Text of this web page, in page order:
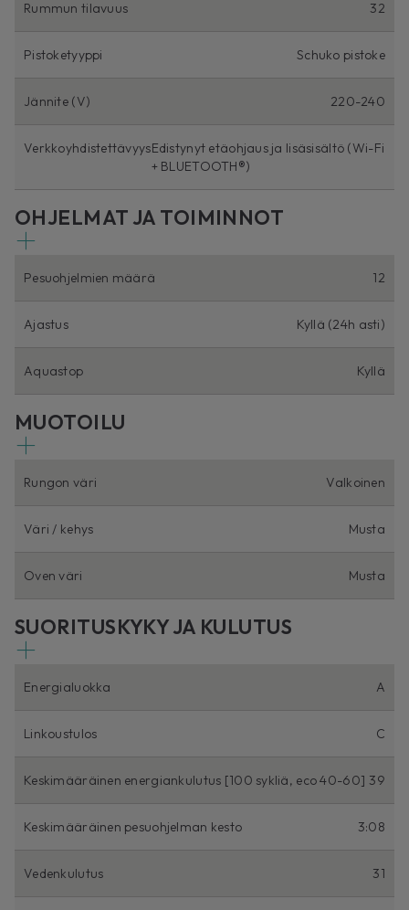
Rummun tilavuus 32
Pistoketyyppi Schuko pistoke
Jännite (V) 220-240
VerkkoyhdistettävyysEdistynyt etäohjaus ja lisäsisältö (Wi-Fi
+ BLUETOOTH®)
OHJELMAT JA TOIMINNOT
Pesuohjelmien määrä 12
Ajastus Kyllä (24h asti)
Aquastop Kyllä
MUOTOILU
Rungon väri Valkoinen
Väri / kehys Musta
Oven väri Musta
SUORITUSKYKY JA KULUTUS
Energialuokka A
Linkoustulos C
Keskimääräinen energiankulutus [100 sykliä, eco 40-60] 39
Keskimääräinen pesuohjelman kesto 3:08
Vedenkulutus 31